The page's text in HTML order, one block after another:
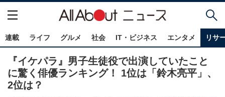
連載 ライフ グルメ 社会 IT・ビジネス エンタメ リサ
『イケパラ』男子生徒役で出演していたこと
に驚く俳優ランキング！ 1位は「鈴木亮平」、
2位は？